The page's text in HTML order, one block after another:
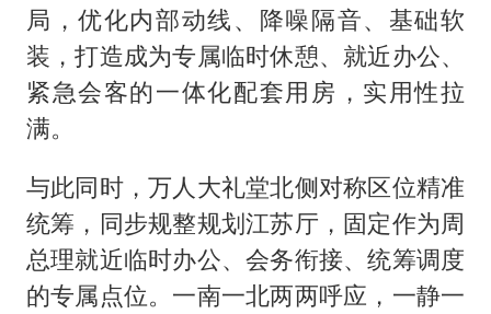
局，优化内部动线、降噪隔音、基础软
装，打造成为专属临时休憩、就近办公、
紧急会客的一体化配套用房，实用性拉
满。
与此同时，万人大礼堂北侧对称区位精准
统筹，同步规整规划江苏厅，固定作为周
总理就近临时办公、会务衔接、统筹调度
的专属点位。一南一北两两呼应，一静一